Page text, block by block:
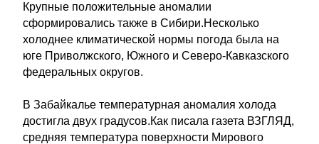
Крупные положительные аномалии
сформировались также в Сибири.Несколько
холоднее климатической нормы погода была на
юге Приволжского, Южного и Северо-Кавказского
федеральных округов.
В Забайкалье температурная аномалия холода
достигла двух градусов.Как писала газета ВЗГЛЯД,
средняя температура поверхности Мирового